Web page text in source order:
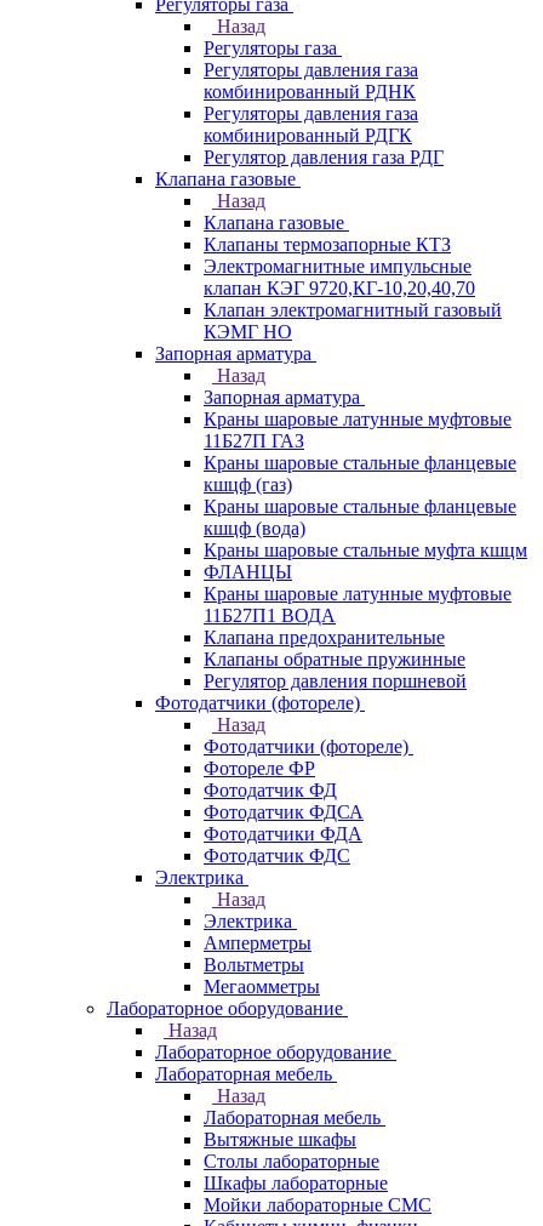
Регуляторы газа
Назад
Регуляторы газа
Регуляторы давления газа
комбинированный РДНК
Регуляторы давления газа
комбинированный РДГК
Регулятор давления газа РДГ
Клапана газовые
Назад
Клапана газовые
Клапаны термозапорные КТЗ
Электромагнитные импульсные
клапан КЭГ 9720,КГ-10,20,40,70
Клапан электромагнитный газовый
КЭМГ НО
Запорная арматура
Назад
Запорная арматура
Краны шаровые латунные муфтовые
11Б27П ГАЗ
Краны шаровые стальные фланцевые
кшцф (газ)
Краны шаровые стальные фланцевые
кшцф (вода)
Краны шаровые стальные муфта кшцм
ФЛАНЦЫ
Краны шаровые латунные муфтовые
11Б27П1 ВОДА
Клапана предохранительные
Клапаны обратные пружинные
Регулятор давления поршневой
Фотодатчики (фотореле)
Назад
Фотодатчики (фотореле)
Фотореле ФР
Фотодатчик ФД
Фотодатчик ФДСА
Фотодатчики ФДА
Фотодатчик ФДС
Электрика
Назад
Электрика
Амперметры
Вольтметры
Мегаомметры
Лабораторное оборудование
Назад
Лабораторное оборудование
Лабораторная мебель
Назад
Лабораторная мебель
Вытяжные шкафы
Столы лабораторные
Шкафы лабораторные
Мойки лабораторные СМС